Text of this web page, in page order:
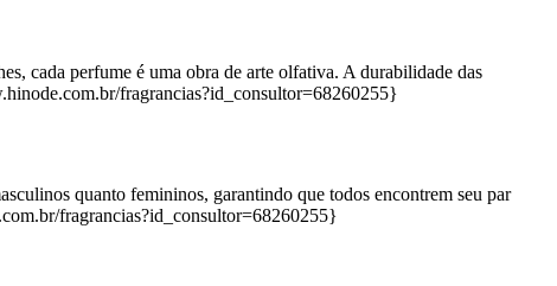
cada perfume é uma obra de arte olfativa. A durabilidade das
fragrancias?id_consultor=68260255}
quanto femininos, garantindo que todos encontrem seu par
fragrancias?id_consultor=68260255}